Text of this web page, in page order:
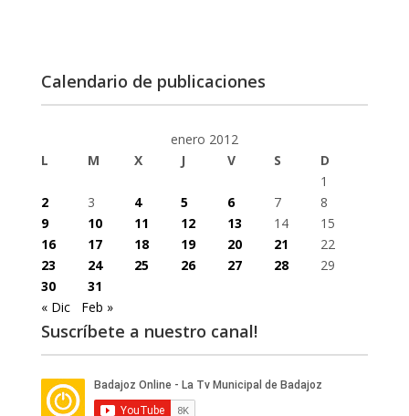
Calendario de publicaciones
enero 2012
L
M X J V S
D
1
2
3 4 5 6 7
8
9
10 11 12 13 14
15
16
17 18 19 20 21
22
23
24 25 26 27 28
29
30
31
« Dic
Feb »
Suscríbete a nuestro canal!